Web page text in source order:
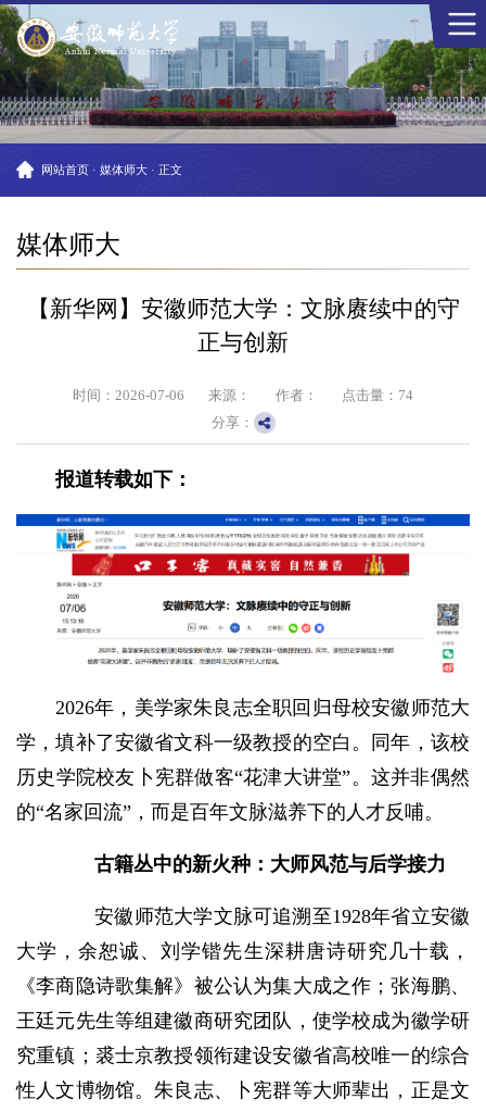
网站首页 · 媒体师大 · 正文
媒体师大
【新华网】安徽师范大学：文脉赓续中的守
正与创新
时间：2026-07-06 来源： 作者： 点击量： 74
分享：
报道转载如下：
2026年，美学家朱良志全职回归母校安徽师范大
学，填补了安徽省文科一级教授的空白。同年，该校
历史学院校友卜宪群做客“花津大讲堂”。这并非偶然
的“名家回流”，而是百年文脉滋养下的人才反哺。
古籍丛中的新火种：大师风范与后学接力
安徽师范大学文脉可追溯至1928年省立安徽
大学，余恕诚、刘学锴先生深耕唐诗研究几十载，
《李商隐诗歌集解》被公认为集大成之作；张海鹏、
王廷元先生等组建徽商研究团队，使学校成为徽学研
究重镇；裘士京教授领衔建设安徽省高校唯一的综合
性人文博物馆。朱良志、卜宪群等大师辈出，正是文